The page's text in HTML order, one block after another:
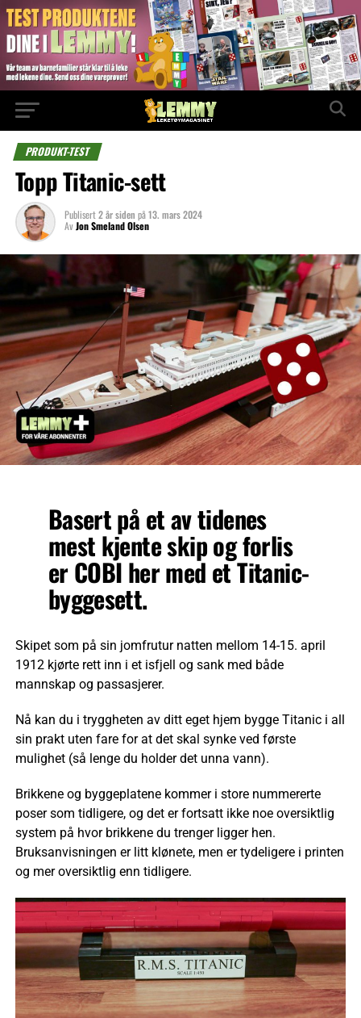
PRODUKT-TEST
Topp Titanic-sett
Publisert2 år siden på13. mars 2024
AvJon Smeland Olsen
Basert på et av tidenes
mest kjente skip og forlis
er COBI her med et Titanic-
byggesett.
Skipet som på sin jomfrutur natten mellom 14-15. april
1912 kjørte rett inn i et isfjell og sank med både
mannskap og passasjerer.
Nå kan du i tryggheten av ditt eget hjem bygge Titanic i all
sin prakt uten fare for at det skal synke ved første
mulighet (så lenge du holder det unna vann).
Brikkene og byggeplatene kommer i store nummererte
poser som tidligere, og det er fortsatt ikke noe oversiktlig
system på hvor brikkene du trenger ligger hen.
Bruksanvisningen er litt klønete, men er tydeligere i printen
og mer oversiktlig enn tidligere.